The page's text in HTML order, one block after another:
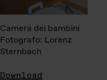
Camera dei bambini
Fotografo: Lorenz
Sternbach
Download